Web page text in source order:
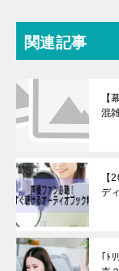
関連記事
【
混
【
デ
｢ﾄ